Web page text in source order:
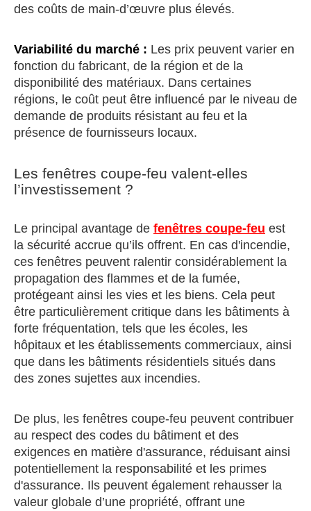
des coûts de main-d’œuvre plus élevés.
Variabilité du marché : Les prix peuvent varier en
fonction du fabricant, de la région et de la
disponibilité des matériaux. Dans certaines
régions, le coût peut être influencé par le niveau de
demande de produits résistant au feu et la
présence de fournisseurs locaux.
Les fenêtres coupe-feu valent-elles
l’investissement ?
Le principal avantage de fenêtres coupe-feu est
la sécurité accrue qu’ils offrent. En cas d'incendie,
ces fenêtres peuvent ralentir considérablement la
propagation des flammes et de la fumée,
protégeant ainsi les vies et les biens. Cela peut
être particulièrement critique dans les bâtiments à
forte fréquentation, tels que les écoles, les
hôpitaux et les établissements commerciaux, ainsi
que dans les bâtiments résidentiels situés dans
des zones sujettes aux incendies.
De plus, les fenêtres coupe-feu peuvent contribuer
au respect des codes du bâtiment et des
exigences en matière d'assurance, réduisant ainsi
potentiellement la responsabilité et les primes
d'assurance. Ils peuvent également rehausser la
valeur globale d’une propriété, offrant une